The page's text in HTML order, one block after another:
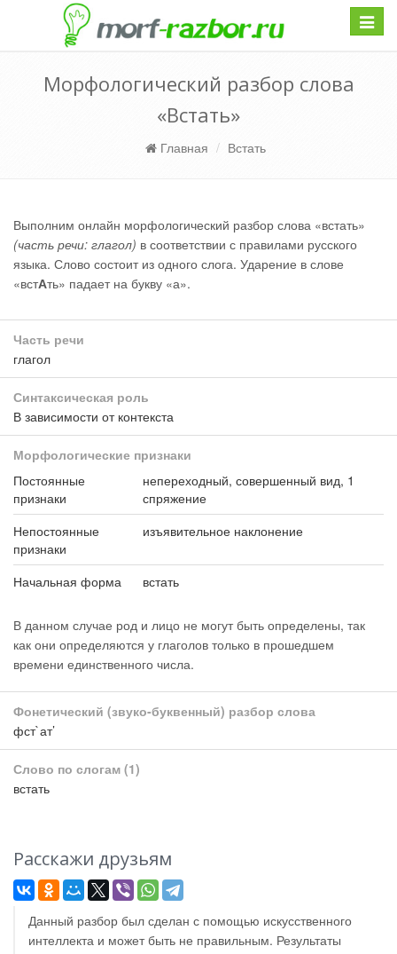
Морфологический разбор слова
«Встать»
Главная Встать
Выполним онлайн морфологический разбор слова «встать»
(часть речи: глагол) в соответствии с правилами русского
языка. Слово состоит из одного слога. Ударение в слове
«встАть» падает на букву «а».
Часть речи
глагол
Синтаксическая роль
В зависимости от контекста
Морфологические признаки
Постоянные
признаки
непереходный, совершенный вид, 1
спряжение
Непостоянные
признаки
изъявительное наклонение
Начальная форма встать
В данном случае род и лицо не могут быть определены, так
как они определяются у глаголов только в прошедшем
времени единственного числа.
Фонетический (звуко-буквенный) разбор слова
фст`ат’
Слово по слогам (1)
встать
Расскажи друзьям
Данный разбор был сделан с помощью искусственного
интеллекта и может быть не правильным. Результаты